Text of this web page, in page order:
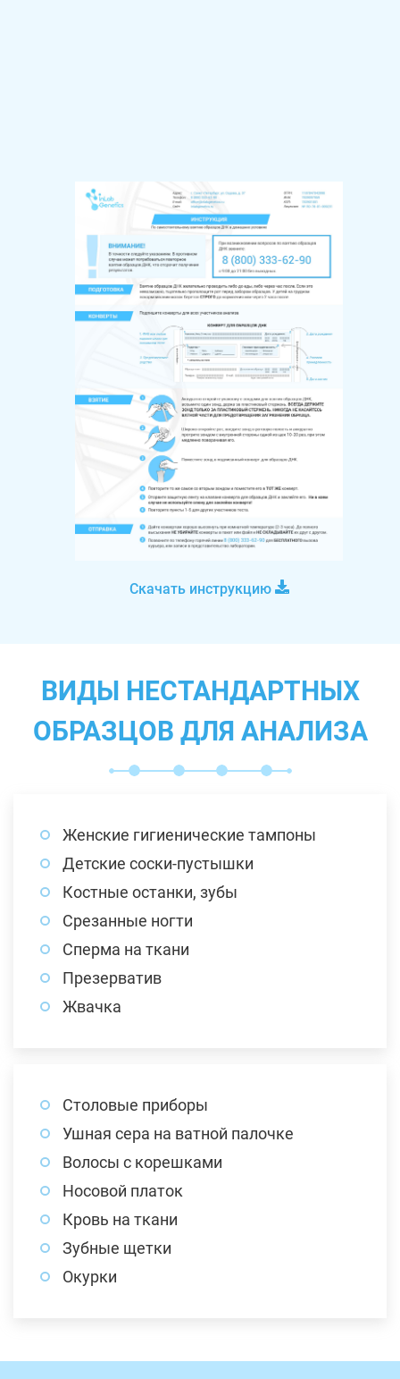
Скачать инструкцию
ВИДЫ НЕСТАНДАРТНЫХ
ОБРАЗЦОВ ДЛЯ АНАЛИЗА
Женские гигиенические тампоны
Детские соски-пустышки
Костные останки, зубы
Срезанные ногти
Сперма на ткани
Презерватив
Жвачка
Столовые приборы
Ушная сера на ватной палочке
Волосы с корешками
Носовой платок
Кровь на ткани
Зубные щетки
Окурки